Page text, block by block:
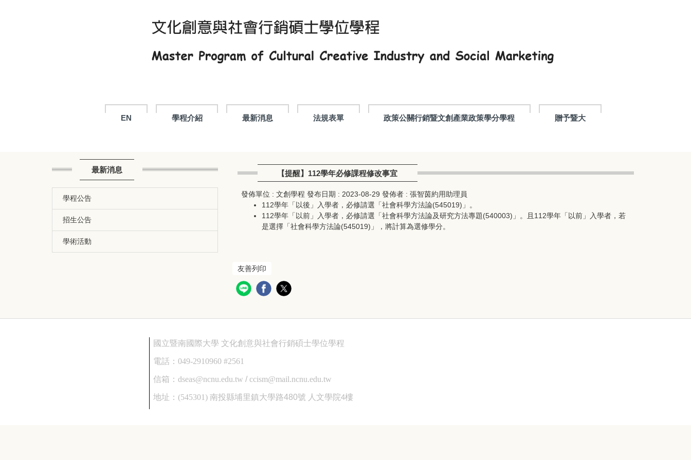
EN 學程介紹 最新消息 法規表單 政策公關行銷暨文創產業政策學分學程 贈予暨大
最新消息
學程公告
招生公告
學術活動
【提醒】112學年必修課程修改事宜
發佈單位 : 文創學程 發布日期 : 2023-08-29 發佈者 : 張智茵約用助理員
112學年「以後」入學者，必修請選「社會科學方法論(545019)」。
112學年「以前」入學者，必修請選「社會科學方法論及研究方法專題(540003)」。且112學年「以前」入學者，若
是選擇「社會科學方法論(545019)」，將計算為選修學分。
友善列印
國立暨南國際大學 文化創意與社會行銷碩士學位學程
電話： 049-2910960 #2561
信箱： dseas@ncnu.edu.tw / ccism@mail.ncnu.edu.tw
地址： (545301) 南投縣埔里鎮大學路480號 人文學院4樓